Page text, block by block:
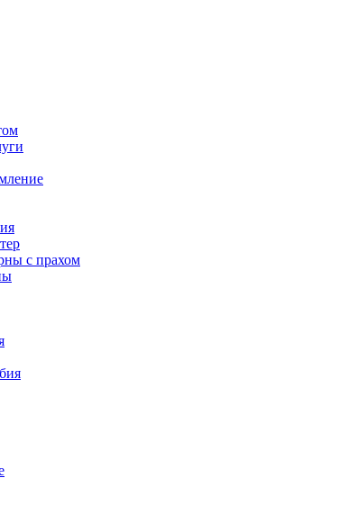
с прахом